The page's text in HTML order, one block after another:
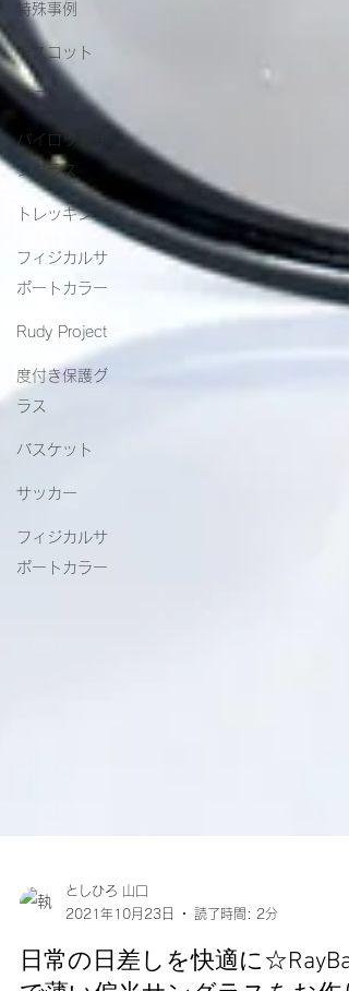
特殊事例
モスコット
テニス
パイロットサ
ングラス
トレッキング
フィジカルサ
ポートカラー
Rudy Project
度付き保護グ
ラス
バスケット
サッカー
フィジカルサ
ポートカラー